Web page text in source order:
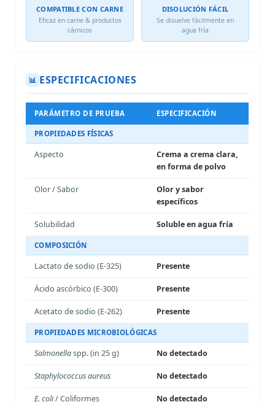
COMPATIBLE CON CARNE
Eficaz en carne & productos
cárnicos
DISOLUCIÓN FÁCIL
Se disuelve fácilmente en
agua fría
📊 ESPECIFICACIONES
PARÁMETRO DE PRUEBA ESPECIFICACIÓN
PROPIEDADES FÍSICAS
Aspecto
Crema a crema clara,
en forma de polvo
Olor / Sabor
Olor y sabor
específicos
Solubilidad Soluble en agua fría
COMPOSICIÓN
Lactato de sodio (E-325) Presente
Ácido ascórbico (E-300) Presente
Acetato de sodio (E-262) Presente
PROPIEDADES MICROBIOLÓGICAS
Salmonellaspp. (in 25 g) No detectado
Staphylococcus aureus No detectado
E. coli/ Coliformes No detectado